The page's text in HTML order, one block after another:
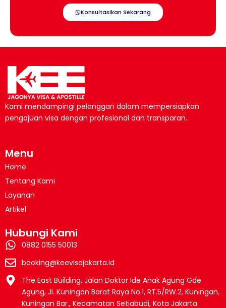
Konsultasikan Sekarang
Kami mendampingi pelanggan dalam mempersiapkan
pengajuan visa dengan profesional dan transparan.
Menu
Home
Tentang Kami
Layanan
Artikel
Hubungi Kami
0882 0155 50013
booking@keevisajakarta.id
The East Building, Jalan Doktor Ide Anak Agung Gde
Agung, Jl. Kuningan Barat Raya No.1, RT.5/RW.2, Kuningan,
Kuningan Bar., Kecamatan Setiabudi, Kota Jakarta